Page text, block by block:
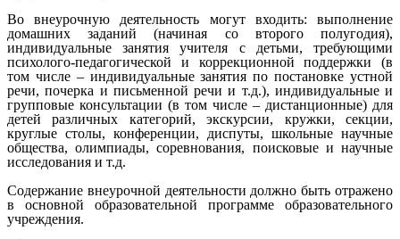
Во внеурочную деятельность могут входить: выполнение
домашних заданий (начиная со второго полугодия),
индивидуальные занятия учителя с детьми, требующими
психолого-педагогической и коррекционной поддержки (в
том числе – индивидуальные занятия по постановке устной
речи, почерка и письменной речи и т.д.), индивидуальные и
групповые консультации (в том числе – дистанционные) для
детей различных категорий, экскурсии, кружки, секции,
круглые столы, конференции, диспуты, школьные научные
общества, олимпиады, соревнования, поисковые и научные
исследования и т.д.
Содержание внеурочной деятельности должно быть отражено
в основной образовательной программе образовательного
учреждения.